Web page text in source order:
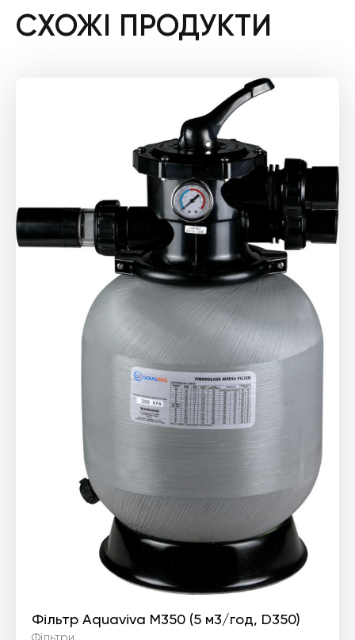
СХОЖІ ПРОДУКТИ
Фільтр Aquaviva M350 (5 м3/год, D350)